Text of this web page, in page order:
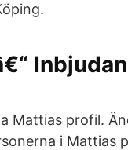
Mattias profil.
i Mattias